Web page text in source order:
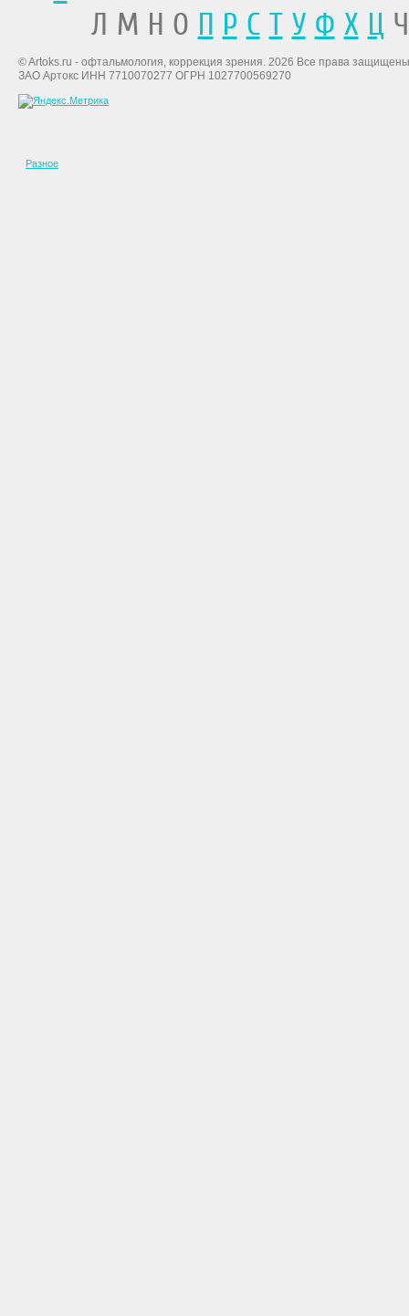
Л М Н О П Р С Т У Ф Х Ц
© Artoks.ru - офтальмология, коррекция зрения. 2026 Все права
ЗАО Артокс ИНН 7710070277 ОГРН 1027700569270
Разное